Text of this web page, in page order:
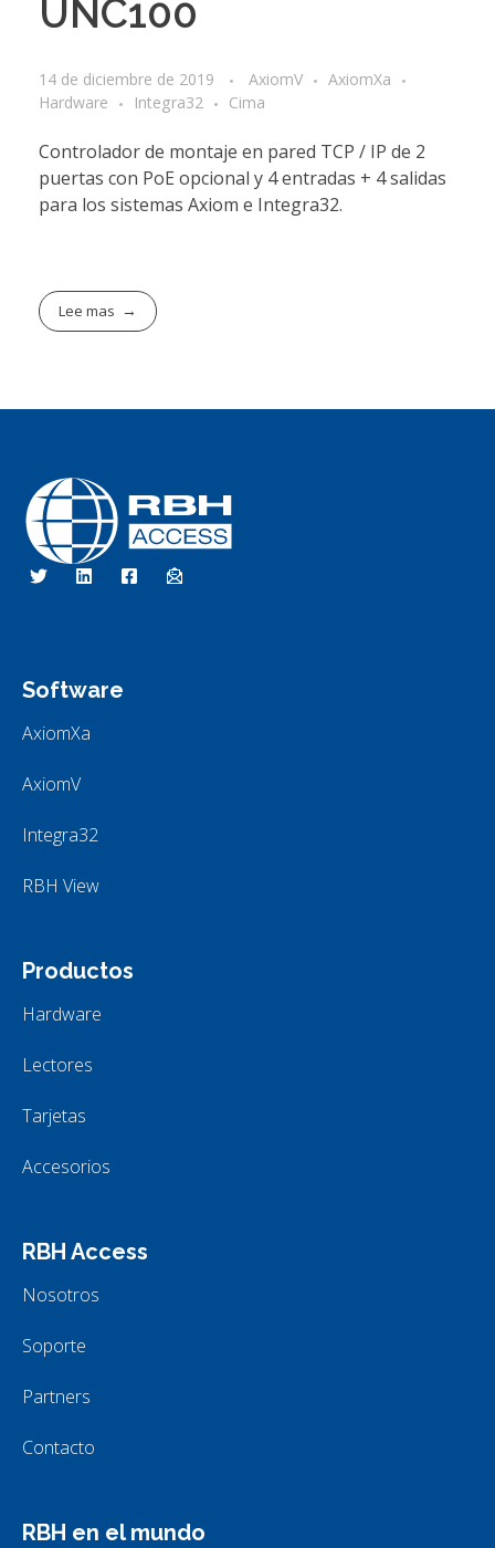
UNC100
14 de diciembre de 2019 AxiomV
AxiomXa
Hardware
Integra32 Cima
Controlador de montaje en pared TCP / IP de 2
puertas con PoE opcional y 4 entradas + 4 salidas
para los sistemas Axiom e Integra32.
Lee mas
RBH Tecnologías de Acceso
Somos Control de Acceso
Software
AxiomXa
AxiomV
Integra32
RBH View
Productos
Hardware
Lectores
Tarjetas
Accesorios
RBH Access
Nosotros
Soporte
Partners
Contacto
RBH en el mundo